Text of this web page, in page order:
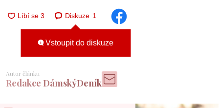
Diskuze 1
Vstoupit do diskuze
Autor článku
Redakce DámskýDeník